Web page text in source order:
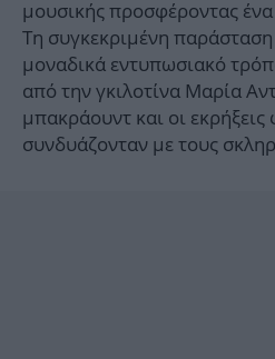
μουσικής προσφέροντας
Τη συγκεκριμένη
μοναδικά εντυπωσιακό
από την γκιλοτίνα Μαρία
μπακράουντ και οι
συνδυάζονταν με τους